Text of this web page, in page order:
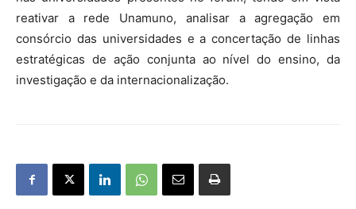
reativar a rede Unamuno, analisar a agregação em
consórcio das universidades e a concertação de linhas
estratégicas de ação conjunta ao nível do ensino, da
investigação e da internacionalização.